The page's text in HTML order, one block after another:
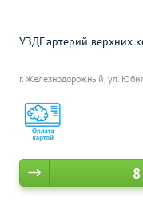
г. Железнодорожный, ул.
УЗДГ артерий верхних